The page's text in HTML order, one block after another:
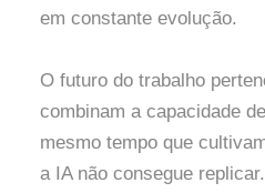
em constante evolução.
O futuro do trabalho
combinam a capacidade
mesmo tempo que
a IA não consegue